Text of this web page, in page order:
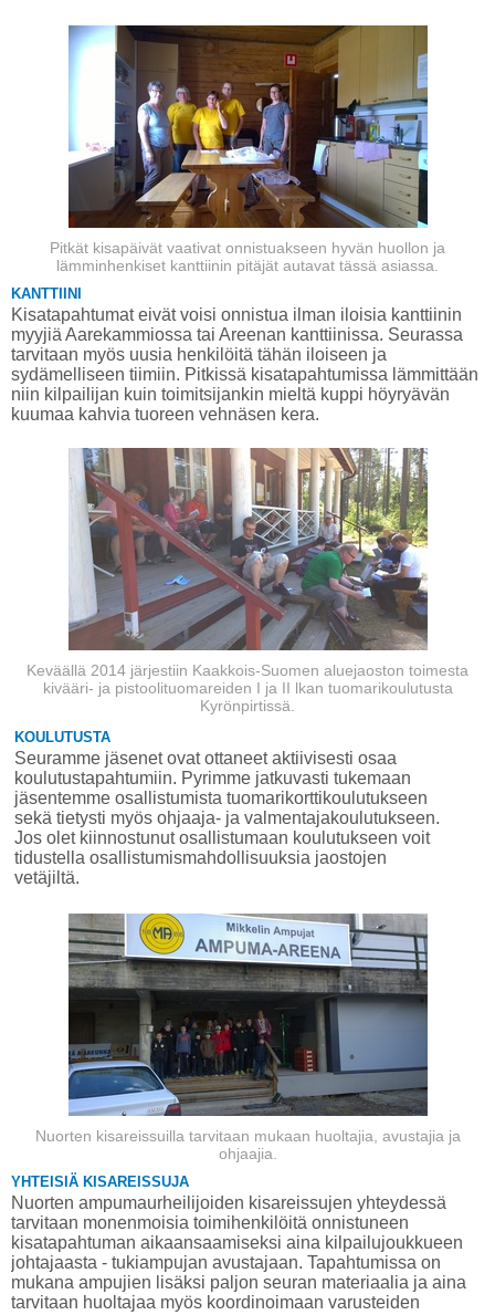
Pitkät kisapäivät vaativat onnistuakseen hyvän huollon ja
lämminhenkiset kanttiinin pitäjät autavat tässä asiassa.
KANTTIINI
Kisatapahtumat eivät voisi onnistua ilman iloisia kanttiinin
myyjiä Aarekammiossa tai Areenan kanttiinissa. Seurassa
tarvitaan myös uusia henkilöitä tähän iloiseen ja
sydämelliseen tiimiin. Pitkissä kisatapahtumissa lämmittään
niin kilpailijan kuin toimitsijankin mieltä kuppi höyryävän
kuumaa kahvia tuoreen vehnäsen kera.
Keväällä 2014 järjestiin Kaakkois-Suomen aluejaoston toimesta
kivääri- ja pistoolituomareiden I ja II lkan tuomarikoulutusta
Kyrönpirtissä.
KOULUTUSTA
Seuramme jäsenet ovat ottaneet aktiivisesti osaa
koulutustapahtumiin. Pyrimme jatkuvasti tukemaan
jäsentemme osallistumista tuomarikorttikoulutukseen
sekä tietysti myös ohjaaja- ja valmentajakoulutukseen.
Jos olet kiinnostunut osallistumaan koulutukseen voit
tidustella osallistumismahdollisuuksia jaostojen
vetäjiltä.
Nuorten kisareissuilla tarvitaan mukaan huoltajia, avustajia ja
ohjaajia.
YHTEISIÄ KISAREISSUJA
Nuorten ampumaurheilijoiden kisareissujen yhteydessä
tarvitaan monenmoisia toimihenkilöitä onnistuneen
kisatapahtuman aikaansaamiseksi aina kilpailujoukkueen
johtajaasta - tukiampujan avustajaan. Tapahtumissa on
mukana ampujien lisäksi paljon seuran materiaalia ja aina
tarvitaan huoltajaa myös koordinoimaan varusteiden